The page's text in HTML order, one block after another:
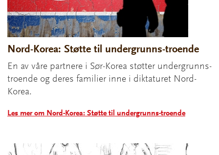
Nord-Korea: Støtte til undergrunns-troende
En av våre partnere i Sør-Korea støtter undergrunns-
troende og deres familier inne i diktaturet Nord-
Korea.
Les mer om Nord-Korea: Støtte til undergrunns-troende